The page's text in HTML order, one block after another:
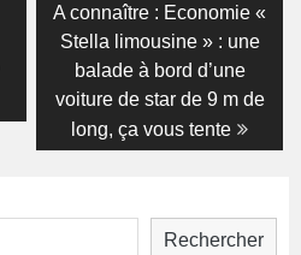
Next
post:
A connaître : Economie «
Stella limousine » : une
balade à bord d’une
voiture de star de 9 m de
long, ça vous tente
Rechercher